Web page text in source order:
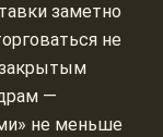
заметно
не
закрытым
—
не меньше